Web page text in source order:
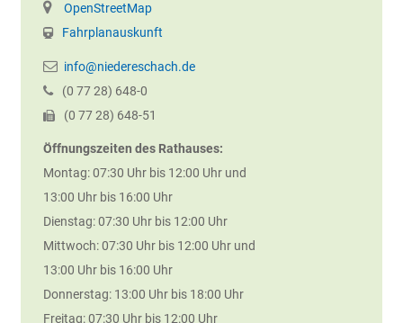
OpenStreetMap
Fahrplanauskunft
info@niedereschach.de
(0 7728) 648-0
(0 7728) 648-51
Öffnungszeiten des Rathauses:
Montag: 07:30 Uhr bis 12:00 Uhr und
13:00 Uhr bis 16:00 Uhr
Dienstag: 07:30 Uhr bis 12:00 Uhr
Mittwoch: 07:30 Uhr bis 12:00 Uhr und
13:00 Uhr bis 16:00 Uhr
Donnerstag: 13:00 Uhr bis 18:00 Uhr
Freitag: 07:30 Uhr bis 12:00 Uhr